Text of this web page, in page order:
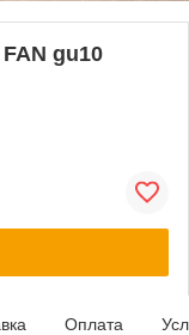
gu10
Оплата